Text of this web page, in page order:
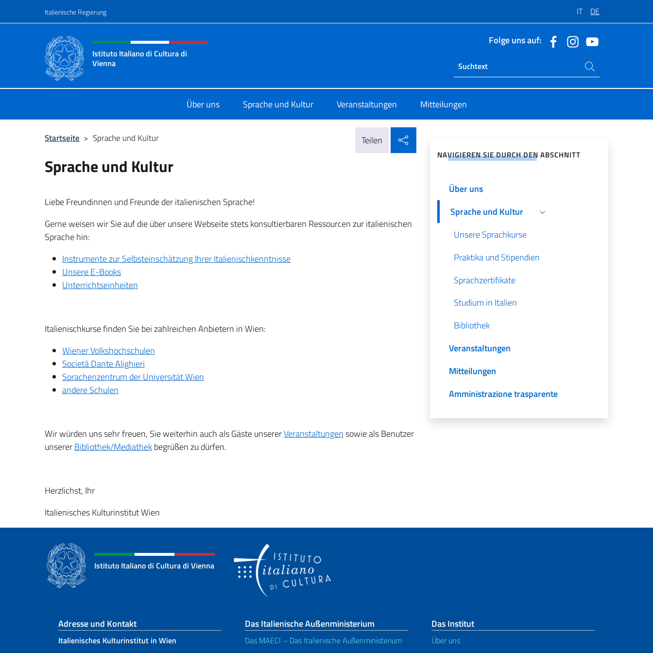
Italienische Regierung IT DE
Header-Site, Social und Menü
Istituto Italiano di Cultura di
Vienna
Folge uns auf:
Ricerca sito live
Suchen Sie auf der Website
Über uns Sprache und Kultur Veranstaltungen Mitteilungen
Startseite > Sprache und Kultur Teilen
Sprache und Kultur
Liebe Freundinnen und Freunde der italienischen Sprache!
Gerne weisen wir Sie auf die über unsere Webseite stets konsultierbaren Ressourcen zur italienischen
Sprache hin:
Instrumente zur Selbsteinschätzung Ihrer Italienischkenntnisse
Unsere E-Books
Unterrichtseinheiten
Italienischkurse finden Sie bei zahlreichen Anbietern in Wien:
Wiener Volkshochschulen
Società Dante Alighieri
Sprachenzentrum der Universität Wien
andere Schulen
Wir würden uns sehr freuen, Sie weiterhin auch als Gäste unsererVeranstaltungensowie als Benutzer
unsererBibliothek/Mediathekbegrüßen zu dürfen.
Herzlichst, Ihr
Italienisches Kulturinstitut Wien
NAVIGIEREN SIE DURCH DEN ABSCHNITT
Über uns
Sprache und Kultur
Unsere Sprachkurse
Praktika und Stipendien
Sprachzertifikate
Studium in Italien
Bibliothek
Veranstaltungen
Mitteilungen
Amministrazione trasparente
Istituto Italiano di Cultura di Vienna
Fußbereich
Adresse und Kontakt
Italienisches Kulturinstitut in Wien
Das Italienische Außenministerium
Das MAECI – Das Italienische Außenministerium
Das Institut
Über uns